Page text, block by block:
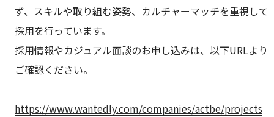
ず、スキルや取り組む姿勢、カルチャーマッチを重視して
採用を行っています。
採用情報やカジュアル面談のお申し込みは、以下URLより
ご確認ください。
https://www.wantedly.com/companies/actbe/projects